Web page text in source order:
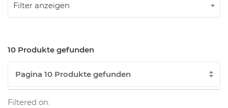
Filter anzeigen
10 Produkte gefunden
Filtered on: